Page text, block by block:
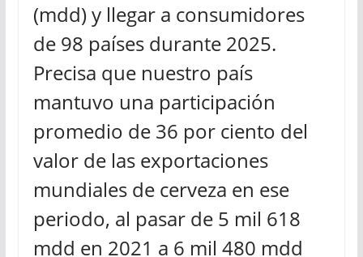
(mdd) y llegar a consumidores
de 98 países durante 2025.
Precisa que nuestro país
mantuvo una participación
promedio de 36 por ciento del
valor de las exportaciones
mundiales de cerveza en ese
periodo, al pasar de 5 mil 618
mdd en 2021 a 6 mil 480 mdd